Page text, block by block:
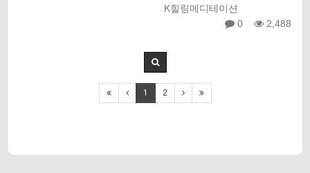
K힐링메디테이션
0
2,488
1 2